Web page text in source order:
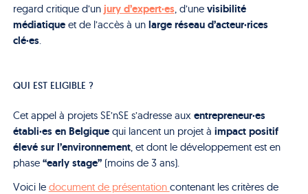
regard critique d’un jury d’expert·es, d’une visibilité
médiatiqueet de l’accès à un large réseau d’acteur·rices
clé·es.
QUI EST ELIGIBLE ?
Cet appel à projets SE’nSE s’adresse aux entrepreneur·es
établi·es en Belgiquequi lancent un projet à impact positif
élevé sur l’environnement, et dont le développement est en
phase “early stage”(moins de 3 ans).
Voici le document de présentation contenant les critères de